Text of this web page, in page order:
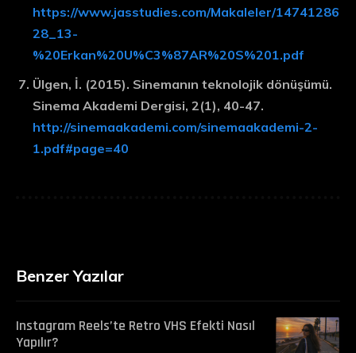
https://www.jasstudies.com/Makaleler/14741286
28_13-
%20Erkan%20U%C3%87AR%20S%201.pdf
Ülgen, İ. (2015). Sinemanın teknolojik dönüşümü.
Sinema Akademi Dergisi, 2(1), 40-47.
http://sinemaakademi.com/sinemaakademi-2-
1.pdf#page=40
Benzer Yazılar
Instagram Reels’te Retro VHS Efekti Nasıl
Yapılır?